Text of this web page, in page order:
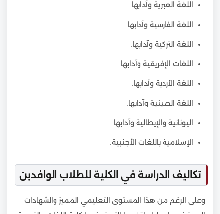
اللغة العبرية وآدابها.
اللغة الفارسية وآدابها.
اللغة التركية وآدابها.
اللغات الإفريقية وآدابها.
اللغة الأردية وآدابها.
اللغة الصينية وآدابها.
اليونانية والإيطالية وآدابها.
الإسلامية باللغات الأجنبية.
تكاليف الدراسة في الكلية للطلاب الوافدين
وعلى الرغم من هذا المستوى التعليمي المميز والشهادات